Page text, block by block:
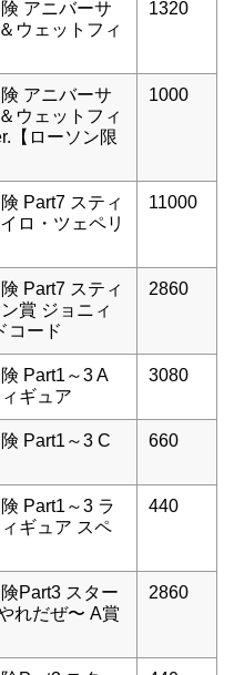
アニバーサ
ウェットフィ
1320
アニバーサ
ウェットフィ
【ローソン限
1000
Part7 スティ
ロ・ツェペリ
11000
Part7 スティ
賞 ジョニィ
コード
2860
Part1～3 A
ギュア
3080
Part1～3 C
660
Part1～3 ラ
ギュア スペ
440
Part3 スター
れだぜ〜 A賞
2860